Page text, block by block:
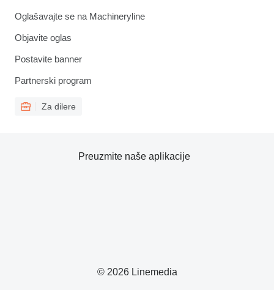
Oglašavajte se na Machineryline
Objavite oglas
Postavite banner
Partnerski program
Za dilere
© 2026 Linemedia
Preuzmite naše aplikacije